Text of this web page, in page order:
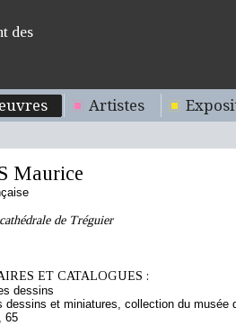
des
Artistes
Maurice
de Tréguier
ET CATALOGUES :
dessins
dessins et miniatures, collection du musée
65